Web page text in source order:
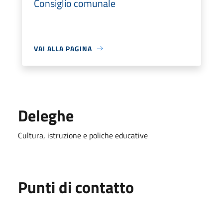
VAI ALLA PAGINA
Deleghe
Cultura, istruzione e poliche educative
Punti di contatto